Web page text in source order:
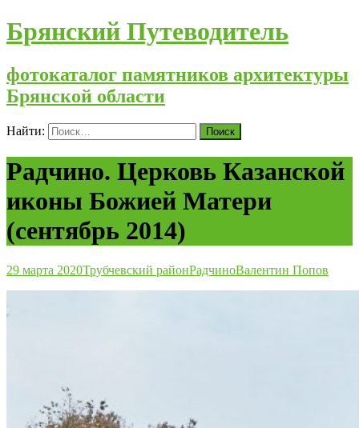
Брянский Путеводитель
фотокаталог памятников архитектуры
Брянской области
Найти:
Радчино. Церковь Казанской
иконы Божией Матери
(сентябрь 2014)
29 марта 2020Трубчевский районРадчиноВалентин Попов